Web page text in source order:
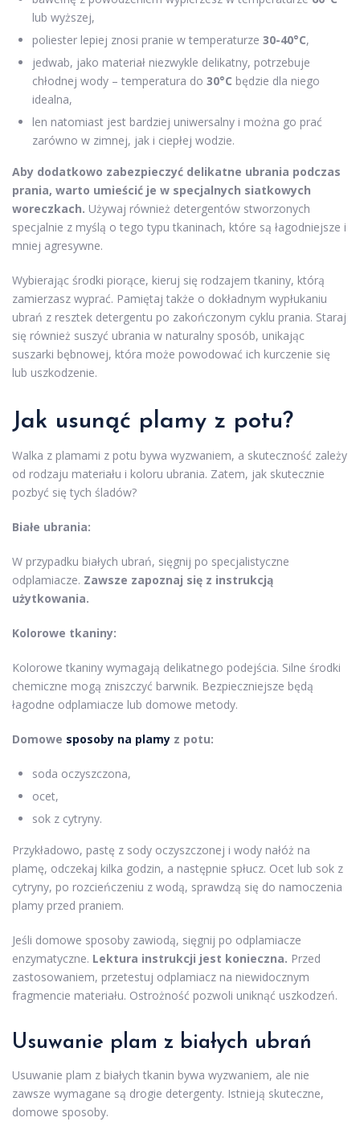
lub wyższej,
poliester lepiej znosi pranie w temperaturze 30-40°C,
jedwab, jako materiał niezwykle delikatny, potrzebuje
chłodnej wody – temperatura do 30°C będzie dla niego
idealna,
len natomiast jest bardziej uniwersalny i można go prać
zarówno w zimnej, jak i ciepłej wodzie.
Aby dodatkowo zabezpieczyć delikatne ubrania podczas
prania, warto umieścić je w specjalnych siatkowych
woreczkach. Używaj również detergentów stworzonych
specjalnie z myślą o tego typu tkaninach, które są łagodniejsze i
mniej agresywne.
Wybierając środki piorące, kieruj się rodzajem tkaniny, którą
zamierzasz wyprać. Pamiętaj także o dokładnym wypłukaniu
ubrań z resztek detergentu po zakończonym cyklu prania. Staraj
się również suszyć ubrania w naturalny sposób, unikając
suszarki bębnowej, która może powodować ich kurczenie się
lub uszkodzenie.
Jak usunąć plamy z potu?
Walka z plamami z potu bywa wyzwaniem, a skuteczność zależy
od rodzaju materiału i koloru ubrania. Zatem, jak skutecznie
pozbyć się tych śladów?
Białe ubrania:
W przypadku białych ubrań, sięgnij po specjalistyczne
odplamiacze. Zawsze zapoznaj się z instrukcją
użytkowania.
Kolorowe tkaniny:
Kolorowe tkaniny wymagają delikatnego podejścia. Silne środki
chemiczne mogą zniszczyć barwnik. Bezpieczniejsze będą
łagodne odplamiacze lub domowe metody.
Domowe sposoby na plamy z potu:
soda oczyszczona,
ocet,
sok z cytryny.
Przykładowo, pastę z sody oczyszczonej i wody nałóż na
plamę, odczekaj kilka godzin, a następnie spłucz. Ocet lub sok z
cytryny, po rozcieńczeniu z wodą, sprawdzą się do namoczenia
plamy przed praniem.
Jeśli domowe sposoby zawiodą, sięgnij po odplamiacze
enzymatyczne. Lektura instrukcji jest konieczna. Przed
zastosowaniem, przetestuj odplamiacz na niewidocznym
fragmencie materiału. Ostrożność pozwoli uniknąć uszkodzeń.
Usuwanie plam z białych ubrań
Usuwanie plam z białych tkanin bywa wyzwaniem, ale nie
zawsze wymagane są drogie detergenty. Istnieją skuteczne,
domowe sposoby.